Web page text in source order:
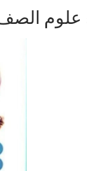
علوم الصف